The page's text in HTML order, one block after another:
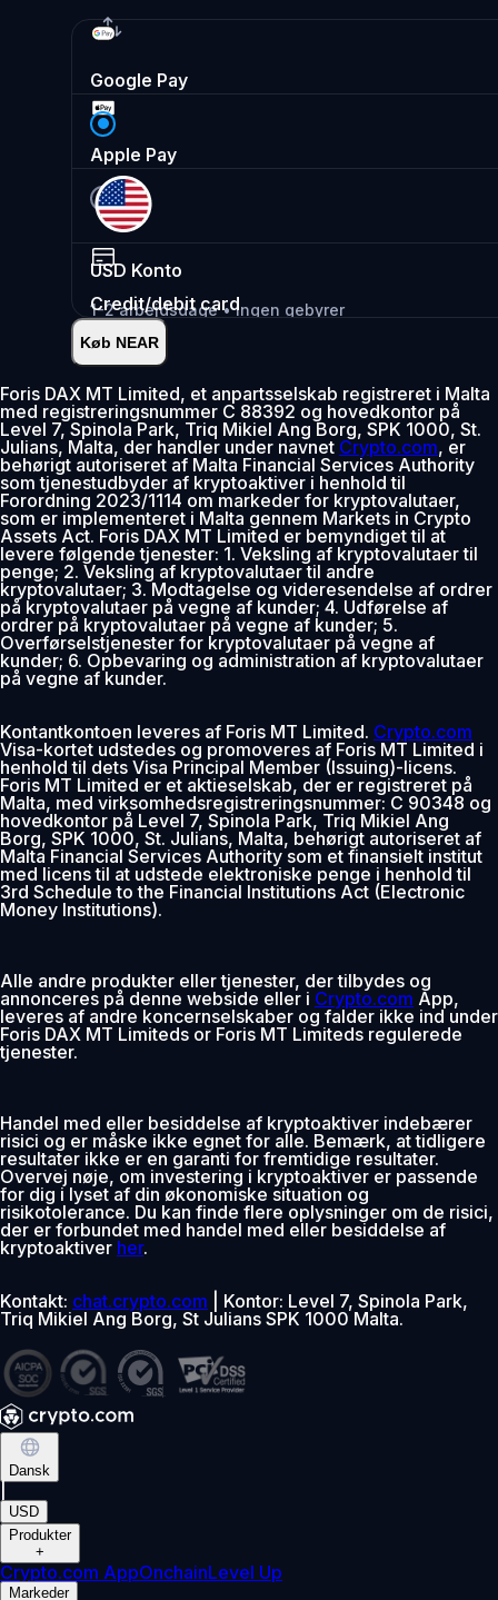
Google Pay
Apple Pay
USD Konto
1-2 arbejdsdage • Ingen gebyrer
Credit/debit card
Øjeblikkelig
0% gebyr de første 30 dage
Tilføj
Køb NEAR
Foris DAX MT Limited, et anpartsselskab registreret i Malta
med registreringsnummer C 88392 og hovedkontor på
Level 7, Spinola Park, Triq Mikiel Ang Borg, SPK 1000, St.
Julians, Malta, der handler under navnet Crypto.com, er
behørigt autoriseret af Malta Financial Services Authority
som tjenestudbyder af kryptoaktiver i henhold til
Forordning 2023/1114 om markeder for kryptovalutaer,
som er implementeret i Malta gennem Markets in Crypto
Assets Act. Foris DAX MT Limited er bemyndiget til at
levere følgende tjenester: 1. Veksling af kryptovalutaer til
penge; 2. Veksling af kryptovalutaer til andre
kryptovalutaer; 3. Modtagelse og videresendelse af ordrer
på kryptovalutaer på vegne af kunder; 4. Udførelse af
ordrer på kryptovalutaer på vegne af kunder; 5.
Overførselstjenester for kryptovalutaer på vegne af
kunder; 6. Opbevaring og administration af kryptovalutaer
på vegne af kunder.
Kontantkontoen leveres af Foris MT Limited. Crypto.com
Visa-kortet udstedes og promoveres af Foris MT Limited i
henhold til dets Visa Principal Member (Issuing)-licens.
Foris MT Limited er et aktieselskab, der er registreret på
Malta, med virksomhedsregistreringsnummer: C 90348 og
hovedkontor på Level 7, Spinola Park, Triq Mikiel Ang
Borg, SPK 1000, St. Julians, Malta, behørigt autoriseret af
Malta Financial Services Authority som et finansielt institut
med licens til at udstede elektroniske penge i henhold til
3rd Schedule to the Financial Institutions Act (Electronic
Money Institutions).
Alle andre produkter eller tjenester, der tilbydes og
annonceres på denne webside eller i Crypto.com App,
leveres af andre koncernselskaber og falder ikke ind under
Foris DAX MT Limiteds or Foris MT Limiteds regulerede
tjenester.
Handel med eller besiddelse af kryptoaktiver indebærer
risici og er måske ikke egnet for alle. Bemærk, at tidligere
resultater ikke er en garanti for fremtidige resultater.
Overvej nøje, om investering i kryptoaktiver er passende
for dig i lyset af din økonomiske situation og
risikotolerance. Du kan finde flere oplysninger om de risici,
der er forbundet med handel med eller besiddelse af
kryptoaktiver her.
Kontakt: chat.crypto.com | Kontor: Level 7, Spinola Park,
Triq Mikiel Ang Borg, St Julians SPK 1000 Malta.
Dansk
USD
Produkter
+
Crypto.com AppOnchainLevel Up
Markeder